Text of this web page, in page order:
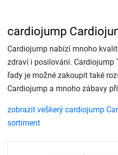
cardiojump
Cardiojump nabízí mnoho
zdraví i posilování. Cardiojump
řady je možné zakoupit také
Cardiojump a mnoho zábavy
zobrazit veškerý cardiojump
sortiment